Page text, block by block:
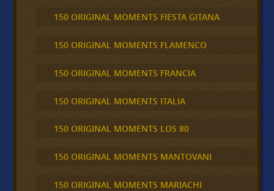
150 ORIGINAL MOMENTS FIESTA GITANA
150 ORIGINAL MOMENTS FLAMENCO
150 ORIGINAL MOMENTS FRANCIA
150 ORIGINAL MOMENTS ITALIA
150 ORIGINAL MOMENTS LOS 80
150 ORIGINAL MOMENTS MANTOVANI
150 ORIGINAL MOMENTS MARIACHI